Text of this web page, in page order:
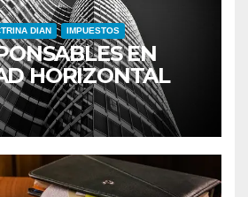
DIAN IMPUESTOS
EN
HORIZONTAL